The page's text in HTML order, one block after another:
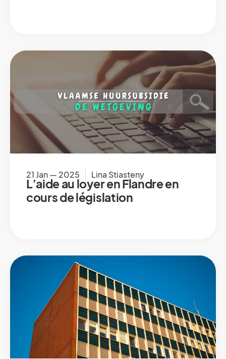
21 Jan — 2025 Lina Stiasteny
L’aide au loyer en Flandre en
cours de législation